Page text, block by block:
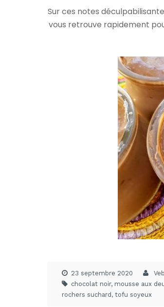
Sur ces notes
vous retrouve rapidement
23 septembre 2020 Veb
chocolat noir, mousse aux
rochers suchard , tofu soyeux